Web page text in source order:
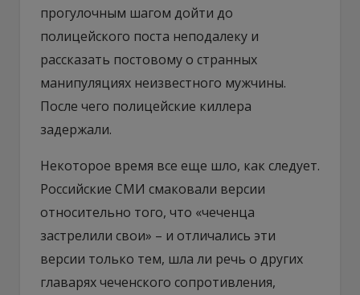
прогулочным шагом дойти до
полицейского поста неподалеку и
рассказать постовому о странных
манипуляциях неизвестного мужчины.
После чего полицейские киллера
задержали.
Некоторое время все еще шло, как следует.
Российские СМИ смаковали версии
относительно того, что «чеченца
застрелили свои» – и отличались эти
версии только тем, шла ли речь о других
главарях чеченского сопротивления,